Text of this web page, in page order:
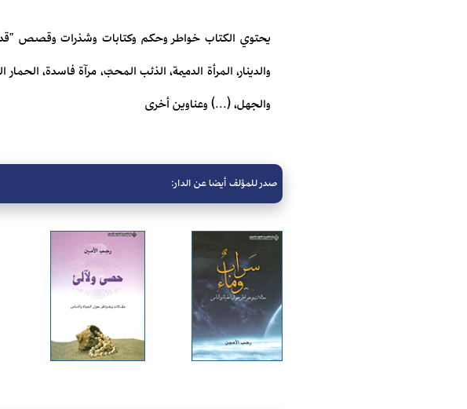
يحتوي الكتاب خواطر وحكم وكتابات وشذرات وقصص
والدينار، المرأة الدميمة، الذئب المحبّ، مرآة فاسدة،
والجهل، (...) وعناوين أخرى
صدر للمؤلف أيضا عن الدار: